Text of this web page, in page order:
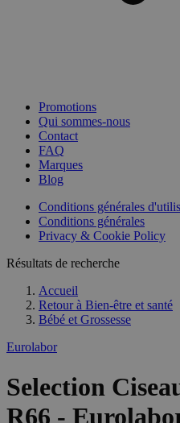
Promotions
Qui sommes-nous
Contact
FAQ
Marques
Blog
Conditions générales
Conditions générales
Privacy & Cookie Policy
Résultats de recherche
Accueil
Retour à Bien-être et santé
Bébé et Grossesse
Eurolabor
Selection
R66 -